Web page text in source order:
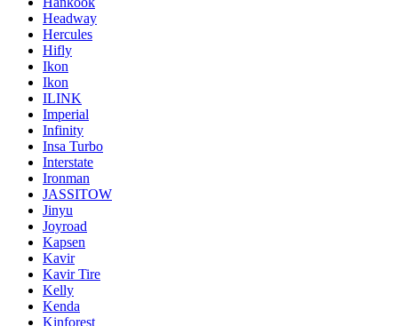
Headway
Hercules
Hifly
Ikon
Ikon
ILINK
Imperial
Infinity
Insa Turbo
Interstate
Ironman
JASSITOW
Jinyu
Joyroad
Kapsen
Kavir
Kavir Tire
Kelly
Kenda
Kinforest